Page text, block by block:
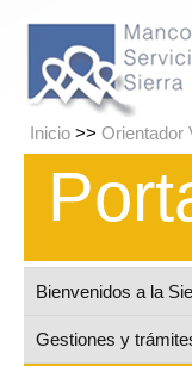
Inicio >> Orientador
Bienvenidos a la
Gestiones y